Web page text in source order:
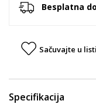
Besplatna
Sačuvajte u
Specifikacija